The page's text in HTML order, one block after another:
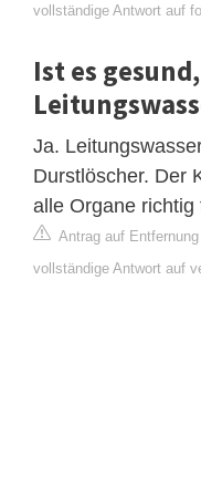
vollständige Antwort auf
Ist es
Ja.
Durstlöscher. Der
alle Organe
Antrag auf
vollständige Antwort auf